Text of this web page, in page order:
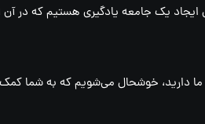
یک جامعه یادگیری هستیم که در آن
دارید، خوشحال می‌شویم که به شما کمک